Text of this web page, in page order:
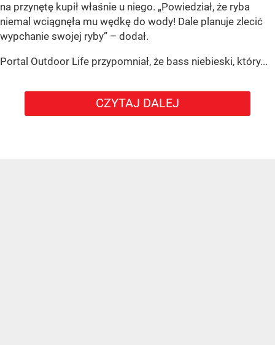
na przynętę kupił właśnie u niego. „Powiedział, że ryba
niemal wciągnęła mu wędkę do wody! Dale planuje zlecić
wypchanie swojej ryby” – dodał.
Portal Outdoor Life przypomniał, że bass niebieski, który...
CZYTAJ DALEJ